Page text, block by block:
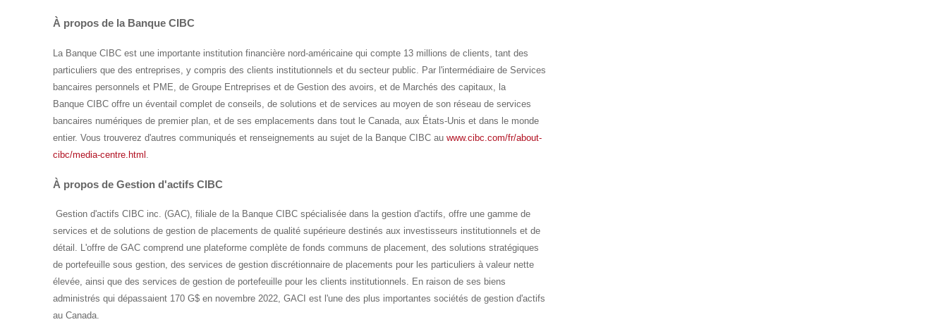
À propos de la Banque CIBC
La Banque CIBC est une importante institution financière nord-américaine qui compte 13 millions de clients, tant des
particuliers que des entreprises, y compris des clients institutionnels et du secteur public. Par l'intermédiaire de Services
bancaires personnels et PME, de Groupe Entreprises et de Gestion des avoirs, et de Marchés des capitaux, la
Banque CIBC offre un éventail complet de conseils, de solutions et de services au moyen de son réseau de services
bancaires numériques de premier plan, et de ses emplacements dans tout leCanada , aux États-Unis et dans le monde
entier. Vous trouverez d'autres communiqués et renseignements au sujet de la Banque CIBC auwww.cibc.com/fr/about-
cibc/media-centre.html
À propos de Gestion d'actifs CIBC
Gestion d'actifs CIBC inc. (GAC), filiale de la Banque CIBC spécialisée dans la gestion d'actifs, offre une gamme de
services et de solutions de gestion de placements de qualité supérieure destinés aux investisseurs institutionnels et de
détail. L'offre de GAC comprend une plateforme complète de fonds communs de placement, des solutions stratégiques
de portefeuille sous gestion, des services de gestion discrétionnaire de placements pour les particuliers à valeur nette
élevée, ainsi que des services de gestion de portefeuille pour les clients institutionnels. En raison de ses biens
administrés qui dépassaient 170 G$ en novembre 2022, GACI est l'une des plus importantes sociétés de gestion d'actifs
auCanada